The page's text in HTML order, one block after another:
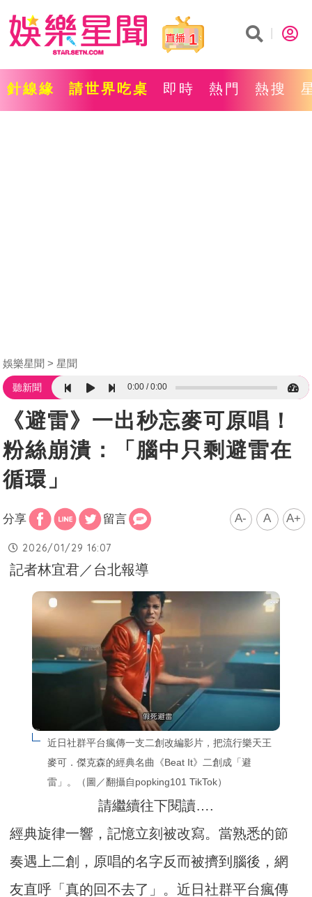
1
針線緣 請世界吃桌 即時 熱門 熱搜
娛樂星聞 星聞
聽新聞 0:00 0:00
《避雷》一出秒忘麥可原唱！
粉絲崩潰：「腦中只剩避雷在
循環」
分享 留言 A- A A+
2026/01/29 16:07
記者林宜君／台北報導
近日社群平台瘋傳一支二創改編影片，把流行樂天王
麥可．傑克森的經典名曲《Beat It》二創成「避
雷」。（圖／翻攝自popking101 TikTok）
請繼續往下閱讀….
經典旋律一響，記憶立刻被改寫。當熟悉的節
奏遇上二創，原唱的名字反而被擠到腦後，網
友直呼「真的回不去了」。近日社群平台瘋傳